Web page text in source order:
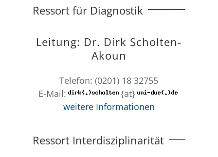
Ressort für Diagnostik
Leitung: Dr. Dirk Scholten-
Akoun
Telefon: (0201) 18 32755
E-Mail:
{at}
weitere Informationen
Ressort Interdisziplinarität